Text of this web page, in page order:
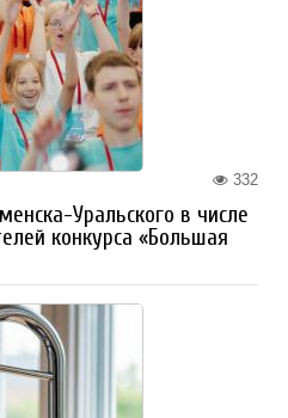
332
Уральского в числе
конкурса «Большая